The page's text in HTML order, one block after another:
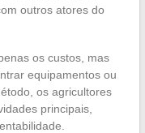
outros atores do
os custos, mas
equipamentos ou
os agricultores
principais,